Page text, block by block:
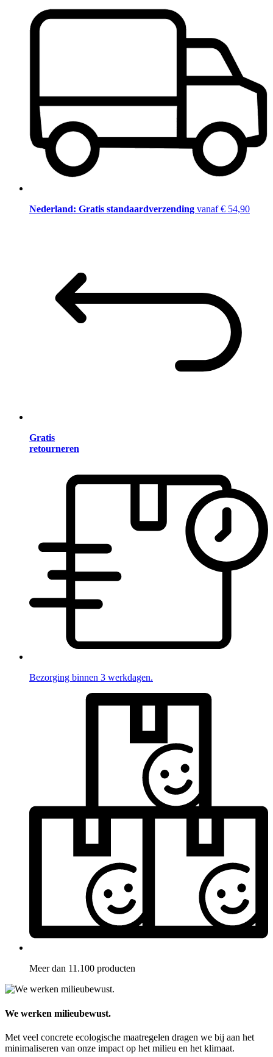
Nederland: Gratis standaardverzending vanaf € 54,90
Gratis
retourneren
Bezorging binnen 3 werkdagen.
Meer dan 11.100 producten
We werken milieubewust.
Met veel concrete ecologische maatregelen dragen we bij aan het
minimaliseren van onze impact op het milieu en het klimaat.